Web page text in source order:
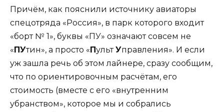
Причём, как пояснили источнику авиаторы
спецотряда «Россия», в парк которого входит
«борт № 1», буквы «ПУ» означают совсем не
« ПУтин», а просто « ПультУправления». И если
уж зашла речь об этом лайнере, сразу сообщим,
что по ориентировочным расчётам, его
стоимость (вместе с его «внутренним
убранством», которое мы и собрались